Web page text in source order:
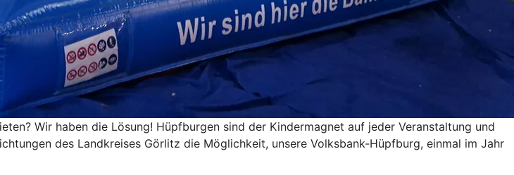
Wir haben die Lösung! Hüpfburgen sind der Kindermagnet auf jeder Veranstaltung und
des Landkreises Görlitz die Möglichkeit, unsere Volksbank-Hüpfburg, einmal im Jahr